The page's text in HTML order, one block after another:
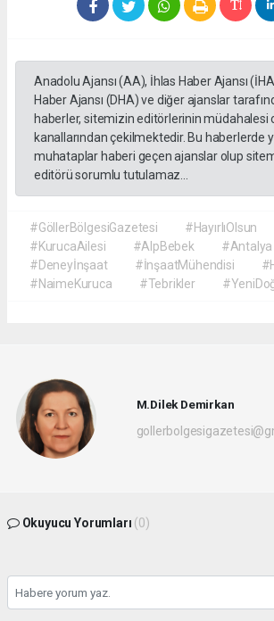
Anadolu Ajansı (AA), İhlas Haber Ajansı
Haber Ajansı (DHA) ve diğer ajanslar
haberler, sitemizin editörlerinin müdahalesi
kanallarından çekilmektedir. Bu haberlerde
muhataplar haberi geçen ajanslar olup
editörü sorumlu tutulamaz...
#GöllerBölgesiGazetesi #HayırlıOlsun
#KurucaAilesi
#AlpBebek
#Antalya
#Deneyİnşaat
#İnşaatMühendisi
#NaimeKuruca
#Tebrikler
M.Dilek Demirkan
Okuyucu Yorumları (0)